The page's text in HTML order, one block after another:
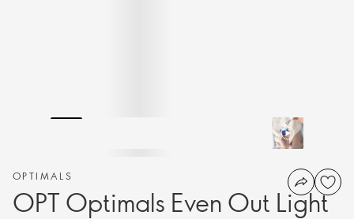
OPTIMALS
OPT Optimals Even Out Light